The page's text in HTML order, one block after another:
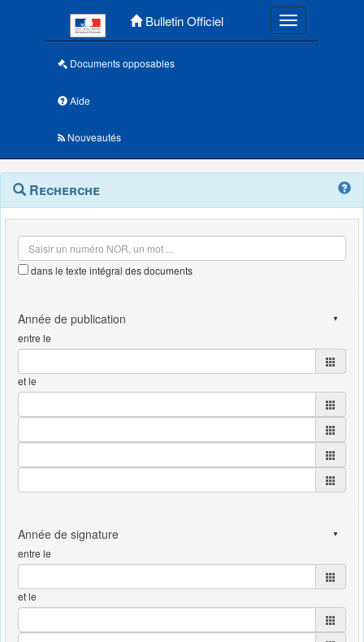
Bulletin Officiel Toggle
Documents opposables
Aide
Nouveautés
Navigation
outils
Menu
contextuel
Recherche
dans le texte intégral des documents
entre le
et le
entre le
et le